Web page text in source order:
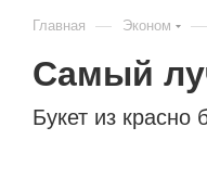
Главная — Эконом —
Букет из красно
Самый